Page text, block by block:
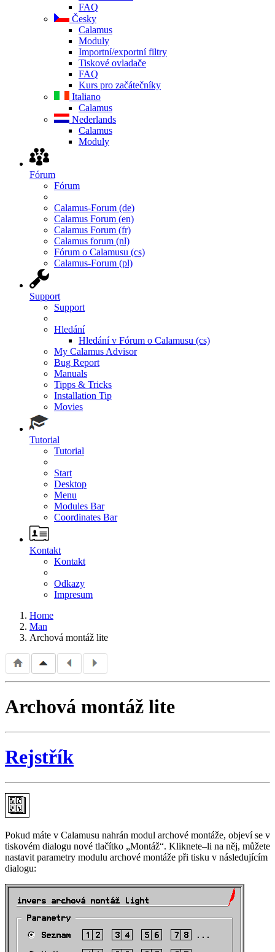
FAQ
Česky
Calamus
Moduly
Importní/exportní filtry
Tiskové ovladače
FAQ
Kurs pro začátečníky
Italiano
Calamus
Nederlands
Calamus
Moduly
Fórum
Fórum
Calamus-Forum (de)
Calamus Forum (en)
Calamus Forum (fr)
Calamus forum (nl)
Fórum o Calamusu (cs)
Calamus-Forum (pl)
Support
Support
Hledání
Hledání v Fórum o Calamusu (cs)
My Calamus Advisor
Bug Report
Manuals
Tipps & Tricks
Installation Tip
Movies
Tutorial
Tutorial
Start
Desktop
Menu
Modules Bar
Coordinates Bar
Kontakt
Kontakt
Odkazy
Impresum
Home
Man
Archová montáž lite
Archová montáž lite
Rejstřík
Pokud máte v Calamusu nahrán modul archové montáže, objeví se v
tiskovém dialogu nové tlačítko
Montáž . Kliknete–li na něj, můžete
nastavit parametry modulu archové montáže při tisku v následujícím
dialogu: